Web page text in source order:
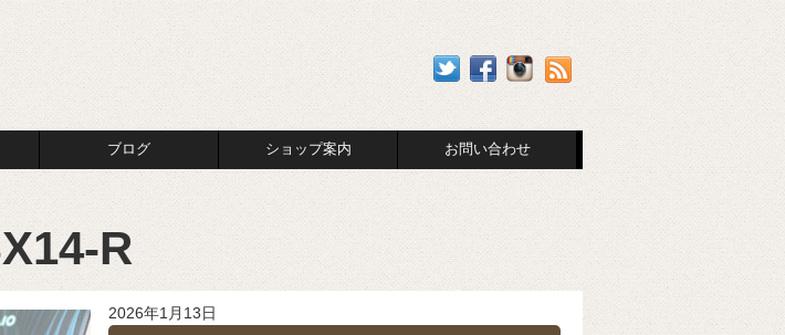
ブログ ショップ案内 お問い合わせ
R
2026年1月13日